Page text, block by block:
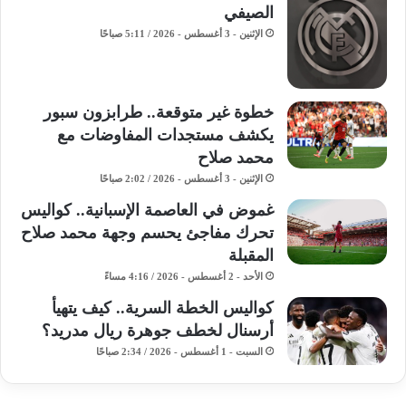
الصيفي
الإثنين - 3 أغسطس - 2026 / 5:11 صباحًا
خطوة غير متوقعة.. طرابزون سبور
يكشف مستجدات المفاوضات مع
محمد صلاح
الإثنين - 3 أغسطس - 2026 / 2:02 صباحًا
غموض في العاصمة الإسبانية.. كواليس
تحرك مفاجئ يحسم وجهة محمد صلاح
المقبلة
الأحد - 2 أغسطس - 2026 / 4:16 مساءً
كواليس الخطة السرية.. كيف يتهيأ
أرسنال لخطف جوهرة ريال مدريد؟
السبت - 1 أغسطس - 2026 / 2:34 صباحًا